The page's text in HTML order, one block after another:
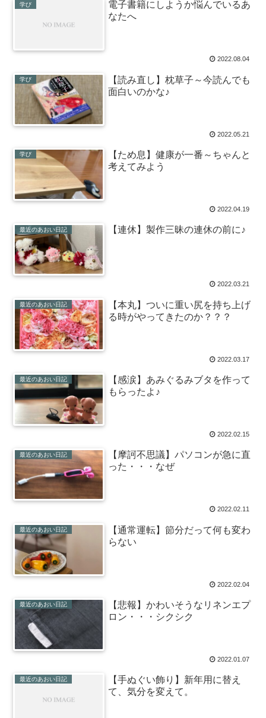
学び
電子書籍にしようか悩んでいるあ
なたへ
2022.08.04
学び
【読み直し】枕草子～今読んでも
面白いのかな♪
2022.05.21
学び
【ため息】健康が一番～ちゃんと
考えてみよう
2022.04.19
最近のあおい日記 【連休】製作三昧の連休の前に♪
2022.03.21
最近のあおい日記
【本丸】ついに重い尻を持ち上げ
る時がやってきたのか？？？
2022.03.17
最近のあおい日記
【感涙】あみぐるみブタを作って
もらったよ♪
2022.02.15
最近のあおい日記
【摩訶不思議】パソコンが急に直
った・・・なぜ
2022.02.11
最近のあおい日記
【通常運転】節分だって何も変わ
らない
2022.02.04
最近のあおい日記
【悲報】かわいそうなリネンエプ
ロン・・・シクシク
2022.01.07
最近のあおい日記
【手ぬぐい飾り】新年用に替え
て、気分を変えて。